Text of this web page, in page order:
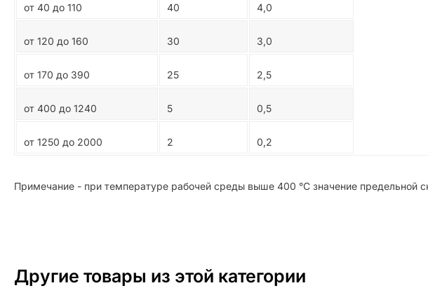
от 40 до 110 40 4,0
от 120 до 160 30 3,0
от 170 до 390 25 2,5
от 400 до 1240 5 0,5
от 1250 до 2000 2 0,2
Примечание - при температуре рабочей среды выше 400 °С значение предельной
Другие товары из этой категории